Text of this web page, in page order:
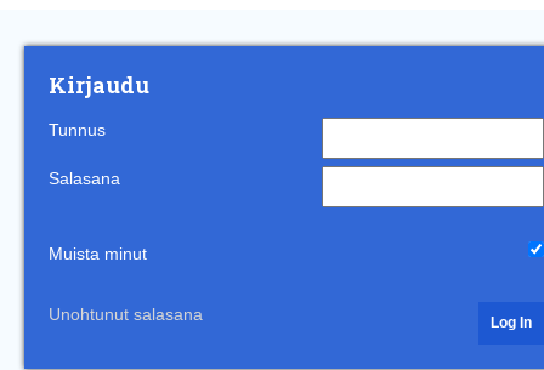
Kirjaudu
Tunnus
Salasana
Muista minut
Unohtunut salasana